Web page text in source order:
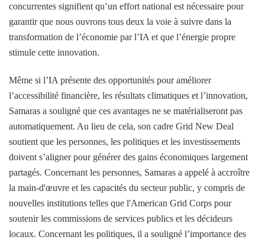
concurrentes signifient qu’un effort national est nécessaire pour
garantir que nous ouvrons tous deux la voie à suivre dans la
transformation de l’économie par l’IA et que l’énergie propre
stimule cette innovation.
Même si l’IA présente des opportunités pour améliorer
l’accessibilité financière, les résultats climatiques et l’innovation,
Samaras a souligné que ces avantages ne se matérialiseront pas
automatiquement. Au lieu de cela, son cadre Grid New Deal
soutient que les personnes, les politiques et les investissements
doivent s’aligner pour générer des gains économiques largement
partagés. Concernant les personnes, Samaras a appelé à accroître
la main-d'œuvre et les capacités du secteur public, y compris de
nouvelles institutions telles que l'American Grid Corps pour
soutenir les commissions de services publics et les décideurs
locaux. Concernant les politiques, il a souligné l’importance des